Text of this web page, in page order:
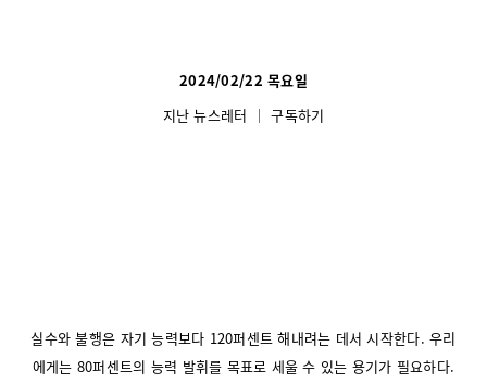
2024/02/22 목요일
지난 뉴스레터 │구독하기
실수와 불행은 자기 능력보다 120퍼센트 해내려는 데서 시작한다. 우리
에게는 80퍼센트의 능력 발휘를 목표로 세울 수 있는 용기가 필요하다.